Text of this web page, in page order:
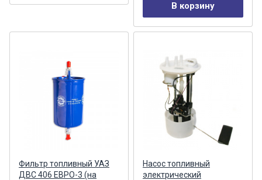
В корзину
Фильтр топливный УАЗ
ДВС 406 ЕВРО-3 (на
Насос топливный
электрический